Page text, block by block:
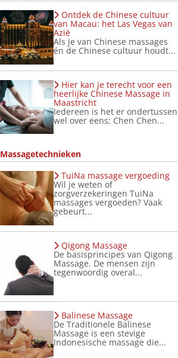
Ontdek de Chinese cultuur
van Macau: het Las Vegas van
Azië
Als je van Chinese massages
én de Chinese cultuur houdt...
Hier kan je terecht voor een
heerlijke Chinese Massage in
Maastricht
Iedereen is het er ondertussen
wel over eens; Chen Chen...
Massagetechnieken
TuiNa massage vergoeding
Wil je weten of
zorgverzekeringen TuiNa
massages vergoeden? Vaak
gebeurt...
Qigong Massage
De basisprincipes van Qigong
Massage. De mensen zijn
tegenwoordig overal...
Balinese Massage
De Traditionele Balinese
Massage is een stevige
Indonesische massage die...